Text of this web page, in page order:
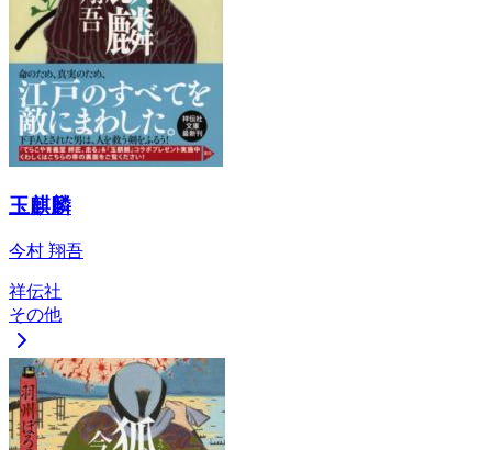
玉麒麟
今村 翔吾
祥伝社
その他